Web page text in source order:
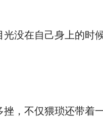
没在自己身上的时
，不仅猥琐还带着